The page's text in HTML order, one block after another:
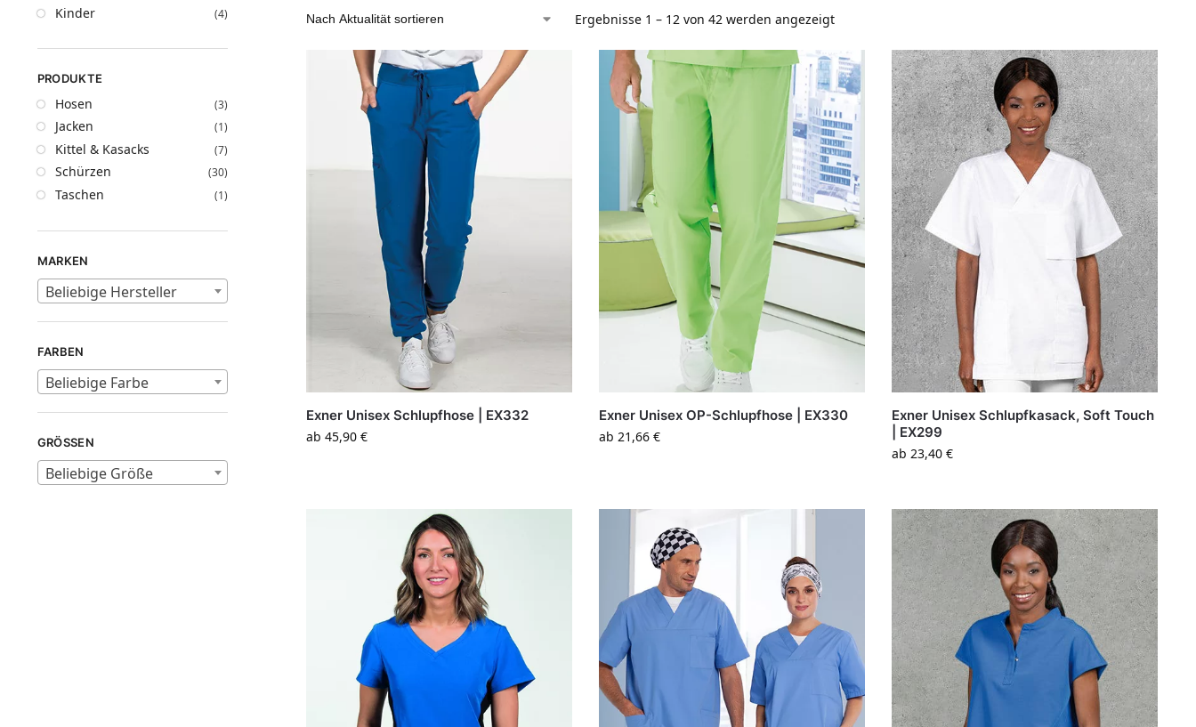
Ergebnisse 1 – 12 von 42 werden angezeigt
Exner Unisex Schlupfhose | EX332
ab45,90€
Exner Unisex OP-Schlupfhose | EX330
ab 21,66€
Exner Unisex Schlupfkasack, Soft Touch
| EX299
ab 23,40€
Kinder (4)
PRODUKTE
Hosen (3)
Jacken (1)
Kittel & Kasacks (7)
Schürzen (30)
Taschen (1)
MARKEN
Beliebige Hersteller
FARBEN
Beliebige Farbe
GRÖSSEN
Beliebige Größe